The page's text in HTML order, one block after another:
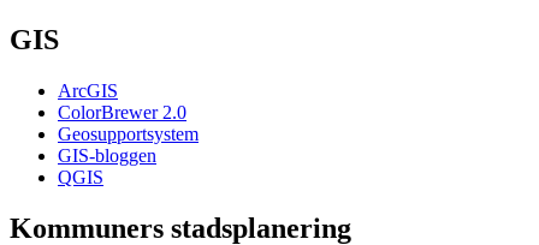
GIS
ArcGIS
ColorBrewer 2.0
Geosupportsystem
GIS-bloggen
QGIS
Kommuners stadsplanering